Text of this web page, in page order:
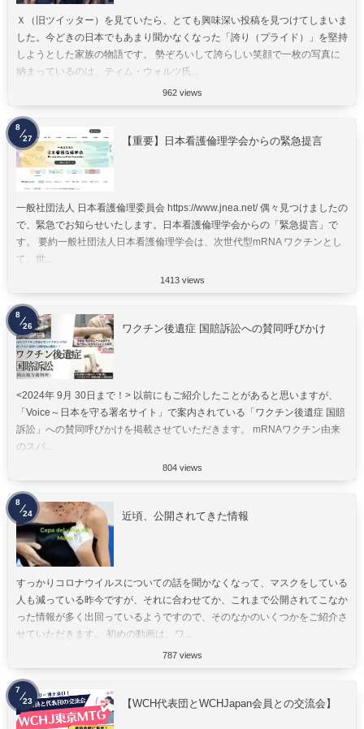
Ｘ（旧ツイッター）を見ていたら、とても興味深い投稿を見つけてしまいま
した。今どきの日本でもあまり聞かなくなった「誇り（プライド）」を堅持
しようとした家族の物語です。 勢ぞろいして誇らしい笑顔で一枚の写真に
納まっているのは、ティム・ウォルツ氏...
962 views
【重要】日本看護倫理学会からの緊急提言
一般社団法人 日本看護倫理委員会 https://www.jnea.net/ 偶々見つけましたの
で、緊急でお知らせいたします。日本看護倫理学会からの「緊急提言」で
す。 要約一般社団法人日本看護倫理学会は、次世代型mRNA ワクチンとし
て、世...
1413 views
8
27
ワクチン後遺症 国賠訴訟への賛同呼びかけ
<2024年 9月 30日まで！> 以前にもご紹介したことがあると思いますが、
「Voice～日本を守る署名サイト」で案内されている「ワクチン後遺症 国賠
訴訟」への賛同呼びかけを掲載させていただきます。 mRNAワクチン由来
のスパ...
804 views
8
26
近頃、公開されてきた情報
すっかりコロナウイルスについての話を聞かなくなって、マスクをしている
人も減っている昨今ですが、それに合わせてか、これまで公開されてこなか
った情報が多く出回っているようですので、そのなかのいくつかをご紹介さ
せていただきます。 初めの動画は、ワ...
787 views
8
24
【WCH代表団とWCHJapan会員との交流会】
7
23